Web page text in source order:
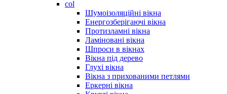
col
Шумоізоляційні вікна
Енергозберігаючі вікна
Протизламні вікна
Ламіновані вікна
Шпроси в вікнах
Вікна під дерево
Глухі вікна
Вікна з прихованими петлями
Еркерні вікна